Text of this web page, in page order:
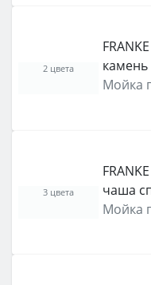
камень
Мойка
2 цвета
чаша
Мойка
3 цвета